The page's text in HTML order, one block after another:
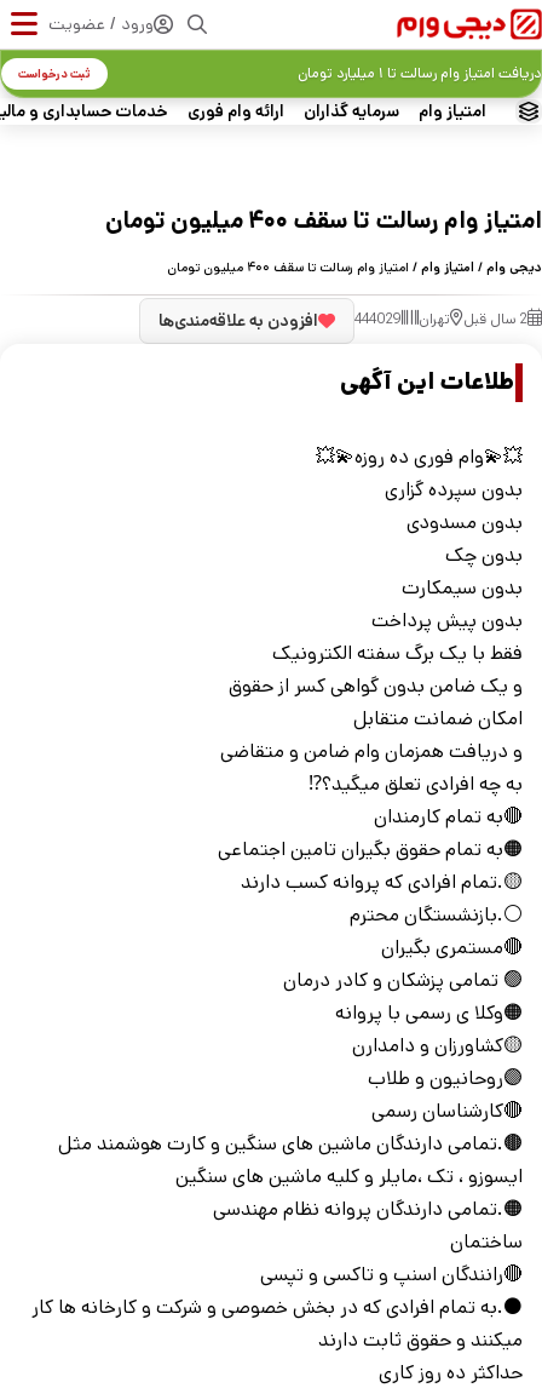
ورود / عضویت
امتیاز وام سرمایه گذاران ارائه وام فوری خدمات حسابداری و
دریافت امتیاز وام رسالت تا ۱ میلیارد تومان ثبت درخواست
امتیاز وام رسالت تا سقف ۴۰۰ میلیون تومان
دیجی وام/ امتیاز وام/ امتیاز وام رسالت تا سقف ۴۰۰ میلیون تومان
2 سال قبل تهران 444029 افزودن به علاقه‌مندی‌ها
اطلاعات این آگهی
💥💫وام فوری ده روزه💫💥
بدون سپرده گزاری
بدون مسدودی
بدون چک
بدون سیمکارت
بدون پیش پرداخت
فقط با یک برگ سفته الکترونیک
و یک ضامن بدون گواهی کسر از حقوق
امکان ضمانت متقابل
و دریافت همزمان وام ضامن و متقاضی
به چه افرادی تعلق میگید؟⁉️
🔴به تمام کارمندان
🟠به تمام حقوق بگیران تامین اجتماعی
🟡.تمام افرادی که پروانه کسب دارند
⚪.بازنشستگان محترم
🔴مستمری بگیران
🟢 تمامی پزشکان و کادر درمان
🟠وکلا ی رسمی با پروانه
🟡کشاورزان و دامدارن
🟣روحانیون و طلاب
🔴کارشناسان رسمی
🟤.تمامی دارندگان ماشین های سنگین و کارت هوشمند مثل
ایسوزو ، تک ،مایلر و کلیه ماشین های سنگین
🟠.تمامی دارندگان پروانه نظام مهندسی
ساختمان
🔴رانندگان اسنپ و تاکسی و تپسی
⚫.به تمام افرادی که در بخش خصوصی و شرکت و کارخانه ها کار
میکنند و حقوق ثابت دارند
حداکثر ده روز کاری